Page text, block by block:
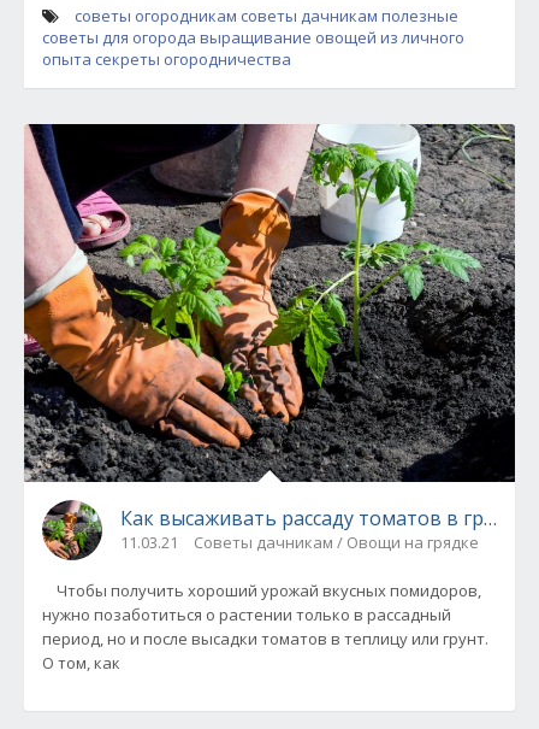
советы огородникам советы дачникам полезные
советы для огорода выращивание овощей из личного
опыта секреты огородничества
Как высаживать рассаду томатов в грунт
11.03.21 Советы дачникам / Овощи на грядке
Чтобы получить хороший урожай вкусных помидоров,
нужно позаботиться о растении только в рассадный
период, но и после высадки томатов в теплицу или грунт.
О том, как